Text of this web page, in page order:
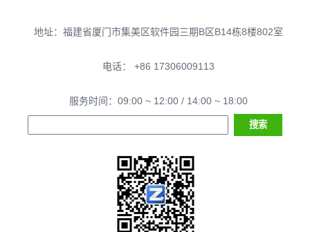
地址：福建省厦门市集美区软件园三期B区B14栋8楼802室
电话： +86 17306009113
服务时间：09:00 ~ 12:00 / 14:00 ~ 18:00